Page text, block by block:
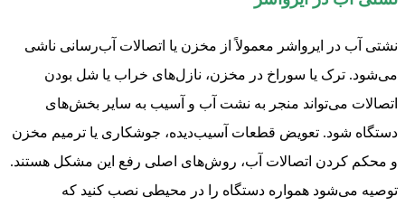
نشتی آب در ایرواشر معمولاً از مخزن یا اتصالات آب‌رسانی ناشی
می‌شود. ترک یا سوراخ در مخزن، نازل‌های خراب یا شل بودن
اتصالات می‌تواند منجر به نشت آب و آسیب به سایر بخش‌های
دستگاه شود. تعویض قطعات آسیب‌دیده، جوشکاری یا ترمیم مخزن
و محکم کردن اتصالات آب، روش‌های اصلی رفع این مشکل هستند.
توصیه می‌شود همواره دستگاه را در محیطی نصب کنید که